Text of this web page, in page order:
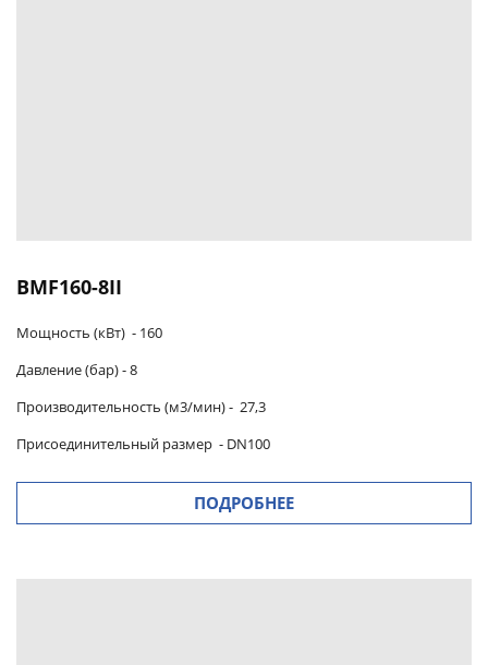
BMF160-8II
Мощность (кВт) - 160
Давление (бар) -8
Производительность (м3/мин)- 27,3
Присоединительный размер - DN100
ПОДРОБНЕЕ